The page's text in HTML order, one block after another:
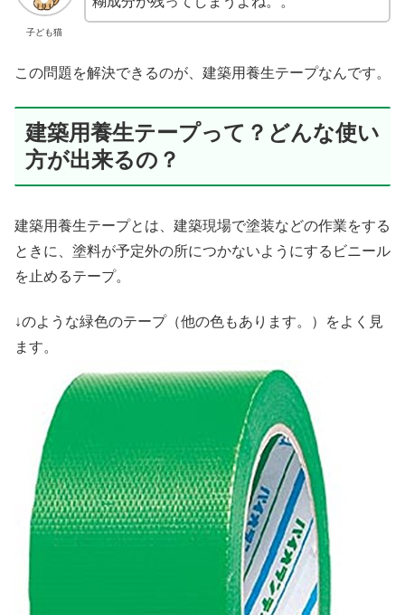
子ども猫
この問題を解決できるのが、建築用養生テープなんです。
建築用養生テープって？どんな使い
方が出来るの？
建築用養生テープとは、建築現場で塗装などの作業をする
ときに、塗料が予定外の所につかないようにするビニール
を止めるテープ。
↓のような緑色のテープ（他の色もあります。）をよく見
ます。